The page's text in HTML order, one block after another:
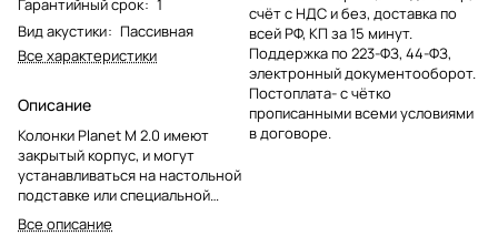
Гарантийный срок: 1
Вид акустики: Пассивная
Все характеристики
Описание
Колонки Planet M 2.0 имеют
закрытый корпус, и могут
устанавливаться на настольной
подставке или специальной
напольной стойке. Акустические
системы имеют двухполосную
Все описание
счёт с НДС и без, доставка по
всей РФ, КП за 15 минут.
Поддержка по 223-ФЗ, 44-ФЗ,
электронный документооборот.
Постоплата- с чётко
прописанными всеми условиями
в договоре.